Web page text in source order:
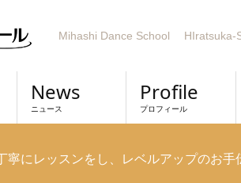
Mihashi Dance School
News
ニュース
Profile
プロフィール
寧にレッスンをし、レベルアップのお手